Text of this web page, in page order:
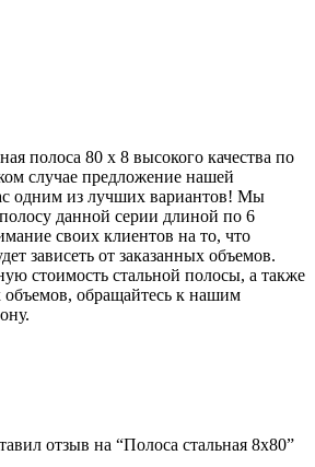
полоса 80 х 8 высокого качества по
случае предложение нашей
одним из лучших вариантов! Мы
данной серии длиной по 6
своих клиентов на то, что
зависеть от заказанных объемов.
стоимость стальной полосы, а также
обращайтесь к нашим
отзыв на “Полоса стальная 8х80”